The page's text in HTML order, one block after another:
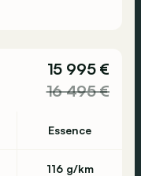
15 995 €
16 495 €
Essence
116 g/km